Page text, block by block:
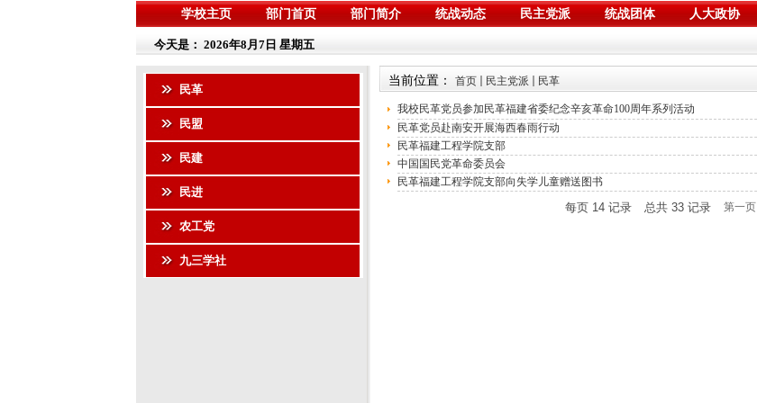
学校主页 部门首页 部门简介 统战动态 民主党派 统战团体 人大政协
今天是： 2026年8月7日 星期五
民革
民盟
民建
民进
农工党
九三学社
当前位置： 首页 民主党派 民革
我校民革党员参加民革福建省委纪念辛亥革命100周年系列活动
民革党员赴南安开展海西春雨行动
民革福建工程学院支部
中国国民党革命委员会
民革福建工程学院支部向失学儿童赠送图书
每页 14 记录 总共 33 记录 第一页